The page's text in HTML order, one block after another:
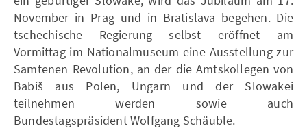
November in Prag und in Bratislava begehen. Die
tschechische Regierung selbst eröffnet am
Vormittag im Nationalmuseum eine Ausstellung zur
Samtenen Revolution, an der die Amtskollegen von
Babiš aus Polen, Ungarn und der Slowakei
teilnehmen werden sowie auch
Bundestagspräsident Wolfgang Schäuble.